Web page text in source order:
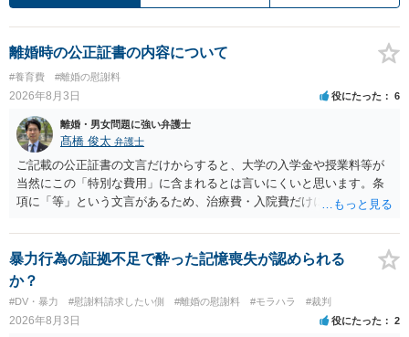
離婚時の公正証書の内容について
#養育費 #離婚の慰謝料
2026年8月3日 役にたった 6
離婚・男女問題に強い弁護士
髙橋 俊太 弁護士
ご記載の公正証書の文言だけからすると、大学の入学金や授業料等が
当然にこの「特別な費用」に含まれるとは言いにくいと思います。条
項に「等」という文言があるため、治療費・入院費だけに限定される
れていますので、通常は、病気や事故によって臨時に必要となった医
療費その他これに類する特別支出を念頭に置いた条項と読むのが自然
です。したがって、大学の入学金、授業料、受験費用などの教育費に
ついてまで、「この条項があるから当然に半額を請求できる」とまで
は言いにくいと思われます。なお、通常、大学進学費用をどこまで負
担すべきかについては、離婚時の合意内容のほか、子どもの年齢、大
暴力行為の証拠不足で酔った記憶喪失が認められる
か？
#DV・暴力 #慰謝料請求したい側 #離婚の慰謝料 #モラハラ #裁判
2026年8月3日 役にたった 2